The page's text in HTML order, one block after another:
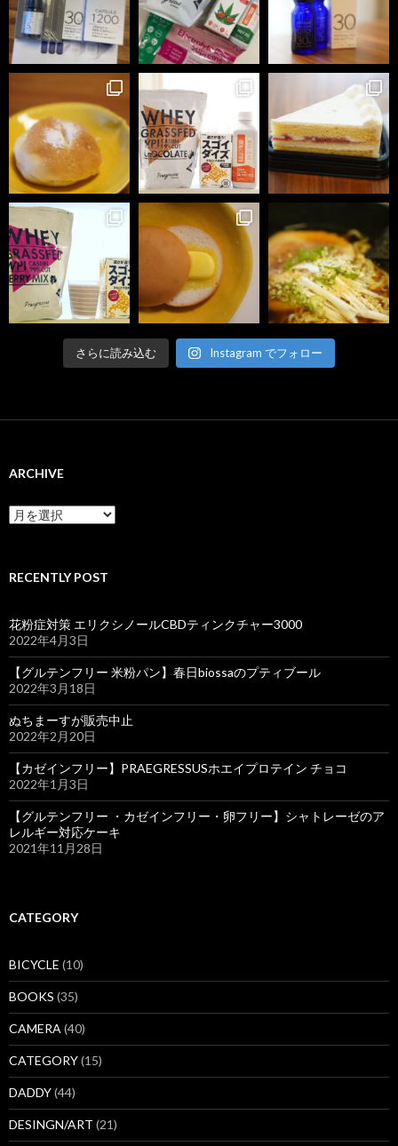
さらに読み込む Instagram でフォロー
ARCHIVE
ARCHIVE
RECENTLY POST
花粉症対策 エリクシノールCBDティンクチャー3000
2022年4月3日
【グルテンフリー 米粉パン】春日biossaのプティブール
2022年3月18日
ぬちまーすが販売中止
2022年2月20日
【カゼインフリー】PRAEGRESSUSホエイプロテイン チョコ
2022年1月3日
【グルテンフリー ・カゼインフリー・卵フリー】シャトレーゼのア
レルギー対応ケーキ
2021年11月28日
CATEGORY
BICYCLE (10)
BOOKS (35)
CAMERA (40)
CATEGORY(15)
DADDY(44)
DESINGN/ART (21)